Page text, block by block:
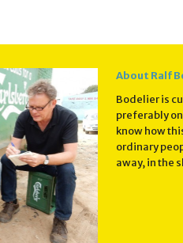
About Ralf
Bodelier is
preferably
know how
ordinary
away, in the